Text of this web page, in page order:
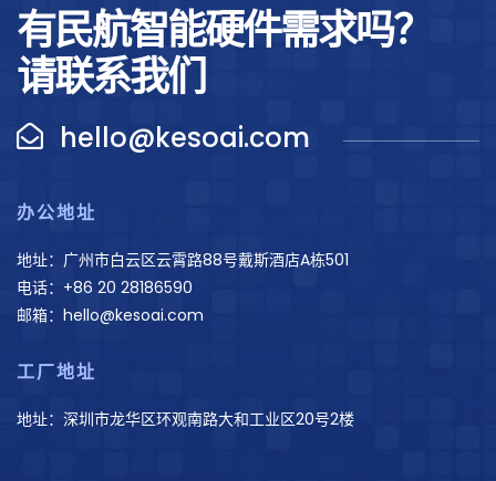
有民航智能硬件需求吗？
请联系我们
hello@kesoai.com
办公地址
地址：广州市白云区云霄路88号戴斯酒店A栋501
电话：+86 20 28186590
邮箱：hello@kesoai.com
工厂地址
地址：深圳市龙华区环观南路大和工业区20号2楼